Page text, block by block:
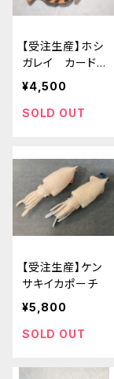
【受注生産】ホシ
ガレイ カード
ポーチ
¥4,500
SOLD OUT
【受注生産】ケン
サキイカポーチ
¥5,800
SOLD OUT